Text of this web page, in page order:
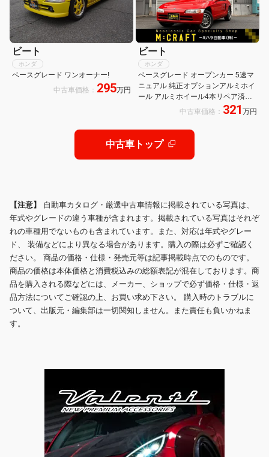
ビート
ホンダ
ベースグレード ワンオーナー!
中古車価格： 295万円
ビート
ホンダ
ベースグレード オープンカー 5速マ
ニュアル 純正オプションアルミホイ
ール アルミホイール4本リペア済み
スカイサウンドスピーカー付き エア
MTRECサイドシルプレート
中古車価格： 321 万円
中古車トップ
【注意】 自動車カタログ・厳選中古車情報に掲載されている写真は、
年式やグレードの違う車種が含まれます。掲載されている写真はそれぞ
れの車種用でないものも含まれています。また、対応は年式やグレー
ド、 装備などにより異なる場合があります。購入の際は必ずご確認く
ださい。 商品の価格・仕様・発売元等は記事掲載時点でのものです。
商品の価格は本体価格と消費税込みの総額表記が混在しております。商
品を購入される際などには、メーカー、ショップで必ず価格・仕様・返
品方法についてご確認の上、お買い求め下さい。 購入時のトラブルに
ついて、出版元・編集部は一切関知しません。また責任も負いかねま
す。